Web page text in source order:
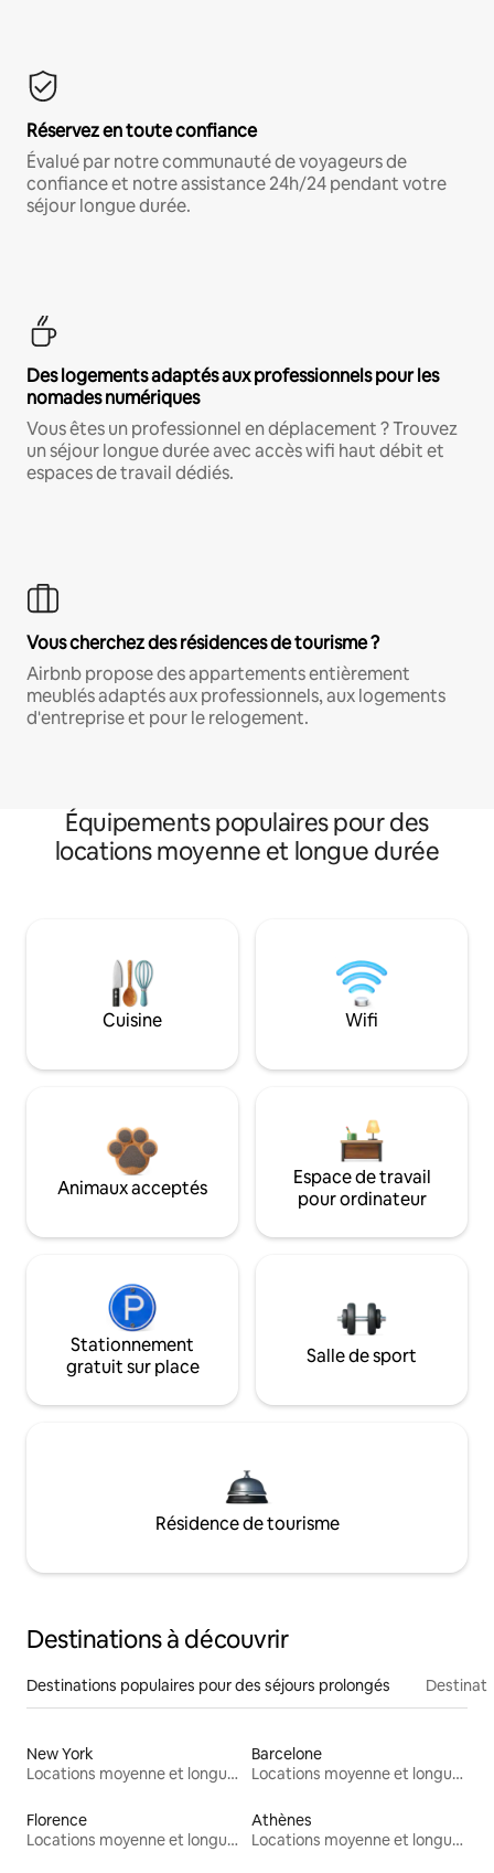
Réservez en toute confiance
Évalué par notre communauté de voyageurs de
confiance et notre assistance 24h/24 pendant votre
séjour longue durée.
Des logements adaptés aux professionnels pour les
nomades numériques
Vous êtes un professionnel en déplacement ? Trouvez
un séjour longue durée avec accès wifi haut débit et
espaces de travail dédiés.
Vous cherchez des résidences de tourisme ?
Airbnb propose des appartements entièrement
meublés adaptés aux professionnels, aux logements
d'entreprise et pour le relogement.
Équipements populaires pour des
locations moyenne et longue durée
Cuisine Wifi
Animaux acceptés
Espace de travail
pour ordinateur
Stationnement
gratuit sur place
Salle de sport
Résidence de tourisme
Destinations à découvrir
Destinations populaires pour des séjours prolongés
New York
Locations moyenne et longue durée
Barcelone
Locations moyenne et longue durée
Florence
Locations moyenne et longue durée
Athènes
Locations moyenne et longue durée